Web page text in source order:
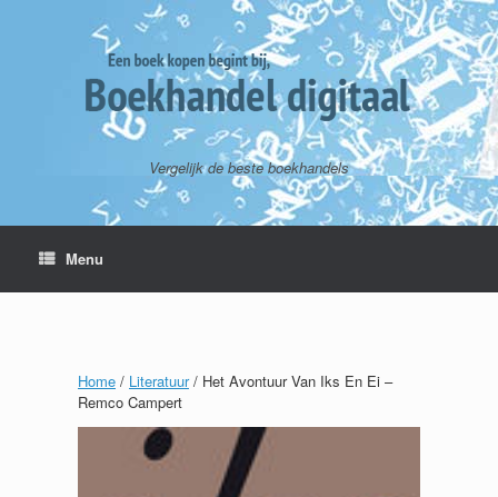
Vergelijk de beste boekhandels
Menu
Home / Literatuur/ Het Avontuur Van Iks En Ei –
Remco Campert